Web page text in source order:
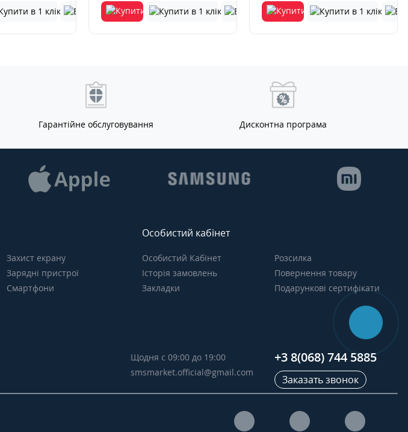
Гарантійне обслуговування Дисконтна програма
Захист екрану
Зарядні пристрої
Смартфони
Особистий кабінет
Особистий Кабінет
Історія замовлень
Закладки
Розсилка
Повернення товару
Подарункові сертифікати
Щодня с 09:00 до 19:00
smsmarket.official@gmail.com
+3 8(068) 744 5885
Заказать звонок